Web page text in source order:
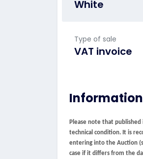
White
Type of sale
VAT invoice
Please note that
technical condition. It is
entering into the Auction
case if it differs from the